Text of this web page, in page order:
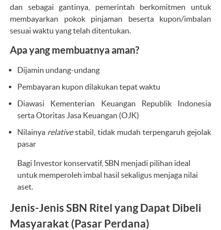
dan sebagai gantinya, pemerintah berkomitmen untuk
membayarkan pokok pinjaman beserta kupon/imbalan
sesuai waktu yang telah ditentukan.
Apa yang membuatnya aman?
Dijamin undang-undang
Pembayaran kupon dilakukan tepat waktu
Diawasi Kementerian Keuangan Republik Indonesia
serta Otoritas Jasa Keuangan (OJK)
Nilainya relativestabil, tidak mudah terpengaruh gejolak
pasar
Bagi Investor konservatif, SBN menjadi pilihan ideal
untuk memperoleh imbal hasil sekaligus menjaga nilai
aset.
Jenis-Jenis SBN Ritel yang Dapat Dibeli
Masyarakat (Pasar Perdana)